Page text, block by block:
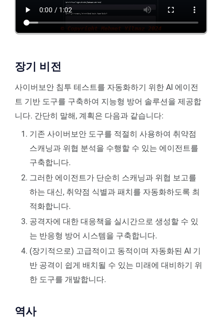
장기 비전
사이버보안 침투 테스트를 자동화하기 위한 AI 에이전
트 기반 도구를 구축하여 지능형 방어 솔루션을 제공합
니다. 간단히 말해, 계획은 다음과 같습니다:
기존 사이버보안 도구를 적절히 사용하여 취약점
스캐닝과 위협 분석을 수행할 수 있는 에이전트를
구축합니다.
그러한 에이전트가 단순히 스캐닝과 위협 보고를
하는 대신, 취약점 식별과 패치를 자동화하도록 최
적화합니다.
공격자에 대한 대응책을 실시간으로 생성할 수 있
는 반응형 방어 시스템을 구축합니다.
(장기적으로) 고급적이고 동적이며 자동화된 AI 기
반 공격이 쉽게 배치될 수 있는 미래에 대비하기 위
한 도구를 개발합니다.
역사